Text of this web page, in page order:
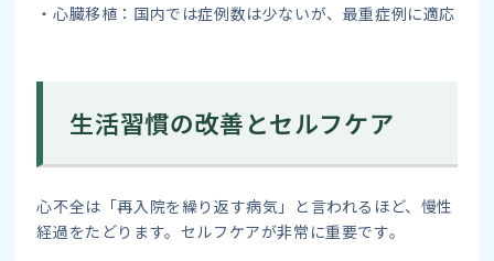
・心臓移植：国内では症例数は少ないが、最重症例に適応
生活習慣の改善とセルフケア
心不全は「再入院を繰り返す病気」と言われるほど、慢性
経過をたどります。セルフケアが非常に重要です。